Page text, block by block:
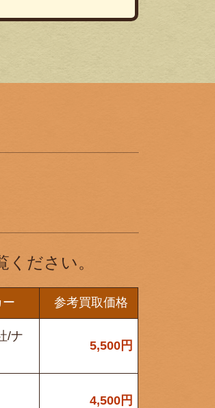
ださい。
ー 参考買取価格
/ナ
5,500円
4,500円